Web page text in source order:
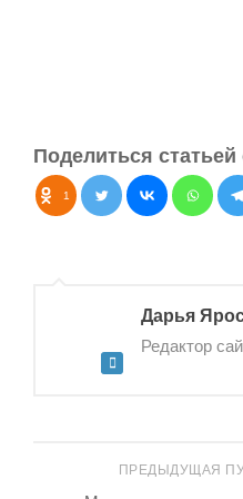
Поделиться
1
Дарья
Редактор
ПРЕДЫДУЩАЯ